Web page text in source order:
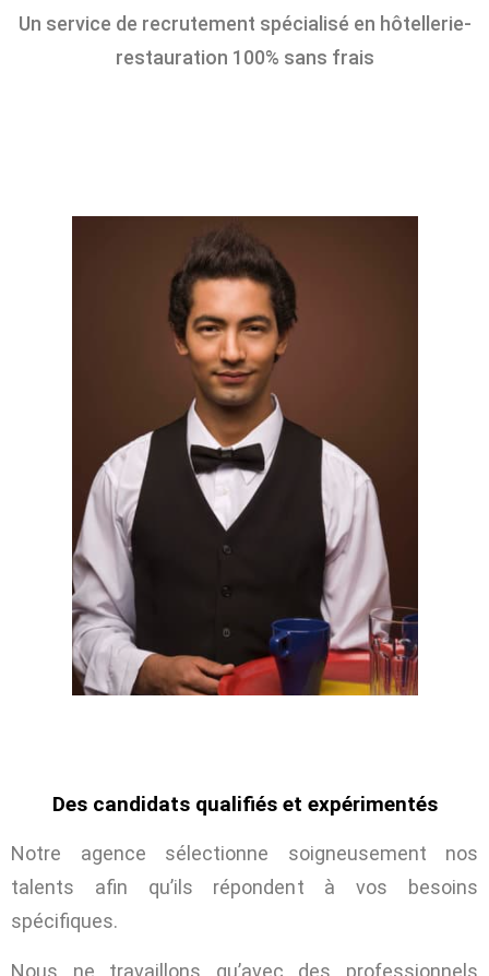
Un service de recrutement spécialisé en hôtellerie-
restauration 100% sans frais
Des candidats qualifiés et expérimentés
Notre agence sélectionne soigneusement nos
talents afin qu’ils répondent à vos besoins
spécifiques.
Nous ne travaillons qu’avec des professionnels